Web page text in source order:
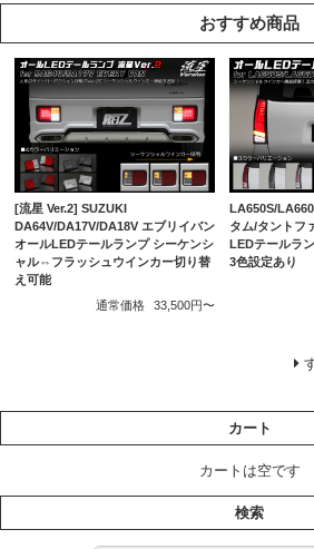
おすすめ商品
[流星 Ver.2] SUZUKI
DA64V/DA17V/DA18V エブリイバン
オールLEDテールランプ シーケンシ
ャル⇔フラッシュウインカー切り替
え可能
通常価格
33,500円〜
LA650S/
タム/タントフ
LEDテールラ
3色設定あり
カート
カートは空です
検索